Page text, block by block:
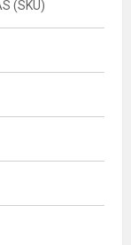
(SKU)